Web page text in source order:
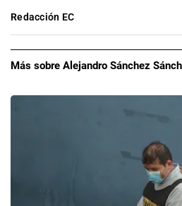
Redacción EC
Más sobre Alejandro Sánchez